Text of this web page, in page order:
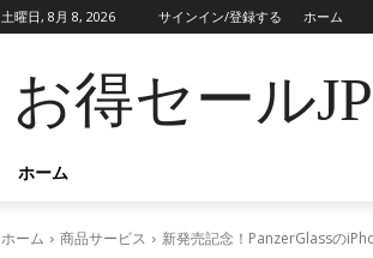
土曜日, 8月 8, 2026 サインイン/登録する ホーム
お得セールJP
ホーム
ホーム 商品サービス 新発売記念！PanzerGlassの